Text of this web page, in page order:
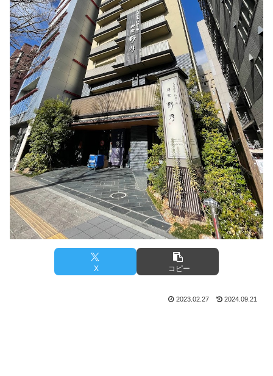
X コピー
2023.02.27 2024.09.21